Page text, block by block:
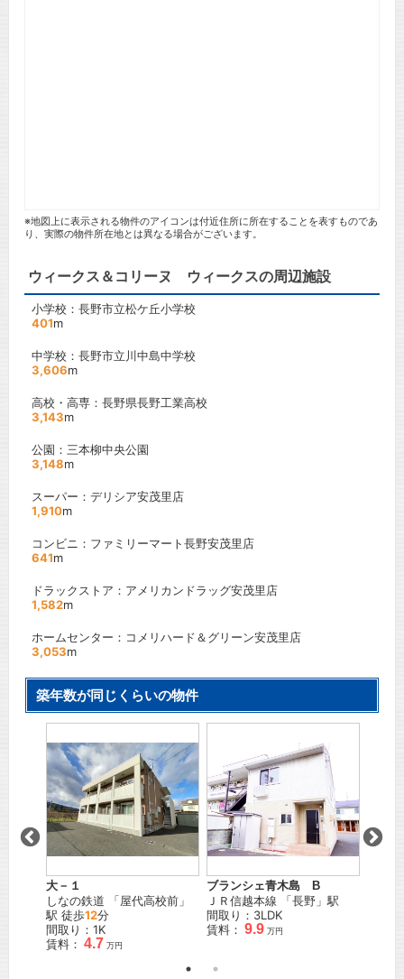
※地図上に表示される物件のアイコンは付近住所に所在することを表すものであ
り、実際の物件所在地とは異なる場合がございます。
ウィークス＆コリーヌ ウィークスの周辺施設
小学校：長野市立松ケ丘小学校
401m
中学校：長野市立川中島中学校
3,606m
高校・高専：長野県長野工業高校
3,143m
公園：三本柳中央公園
3,148m
スーパー：デリシア安茂里店
1,910m
コンビニ：ファミリーマート長野安茂里店
641m
ドラックストア：アメリカンドラッグ安茂里店
1,582m
ホームセンター：コメリハード＆グリーン安茂里店
3,053m
築年数が同じくらいの物件
大－１
しなの鉄道 「屋代高校前 」
駅 徒歩12分
間取り：1K
賃料： 4.7 万円
ブランシェ青木島 B
ＪＲ信越本線 「長野 」駅
間取り：3LDK
賃料： 9.9 万円